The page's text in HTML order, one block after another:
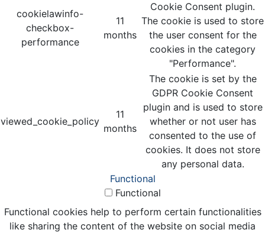
cookielawinfo-
checkbox-
performance
11
months
Cookie Consent plugin.
The cookie is used to store
the user consent for the
cookies in the category
"Performance".
viewed_cookie_policy
11
months
The cookie is set by the
GDPR Cookie Consent
plugin and is used to store
whether or not user has
consented to the use of
cookies. It does not store
any personal data.
Functional
Functional
Functional cookies help to perform certain functionalities
like sharing the content of the website on social media